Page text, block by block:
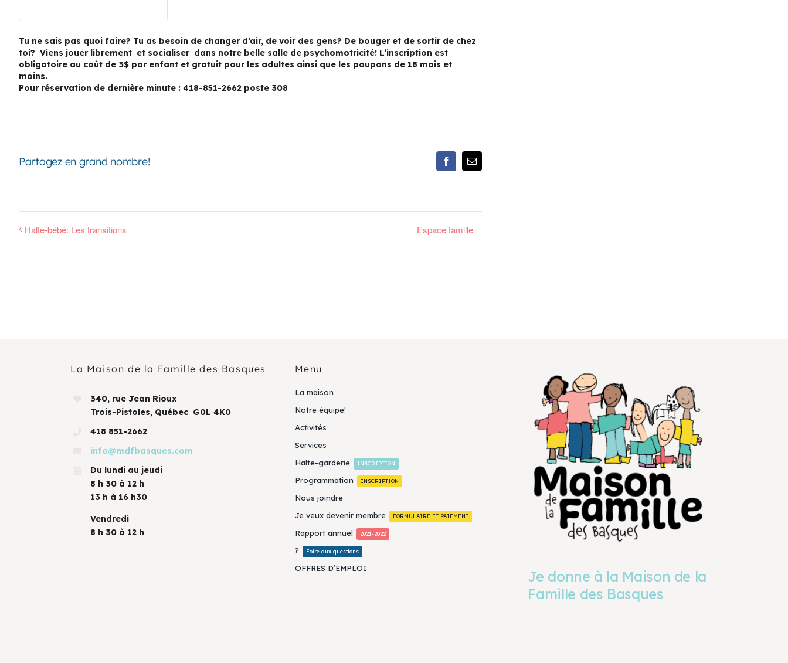
Tu ne sais pas quoi faire? Tu as besoin de changer d’air, de voir des gens? De bouger et de sortir de chez
toi? Viens jouer librement et socialiser dans notre belle salle de psychomotricité! L’inscription est
obligatoire au coût de 3$ par enfant et gratuit pour les adultes ainsi que les poupons de 18 mois et
moins.
Pour réservation de dernière minute : 418-851-2662 poste 308
Partagez en grand nombre! FacebookEmail
Halte-bébé: Les transitions Espace famille
La Maison de la Famille des Basques
340, rue Jean Rioux
Trois-Pistoles, Québec G0L 4K0
418 851-2662
info@mdfbasques.com
Du lundi au jeudi
8 h 30 à 12 h
13 h à 16 h30
Vendredi
8 h 30 à 12 h
Menu
La maison
Notre équipe!
Activités
Services
Halte-garderie
INSCRIPTION
Programmation INSCRIPTION
Nous joindre
Je veux devenir membre
FORMULAIRE ET PAIEMENT
Rapport annuel 2021-2022
? Foire aux questions
OFFRES D’EMPLOI
Je donne à la Maison de la
Famille des Basques